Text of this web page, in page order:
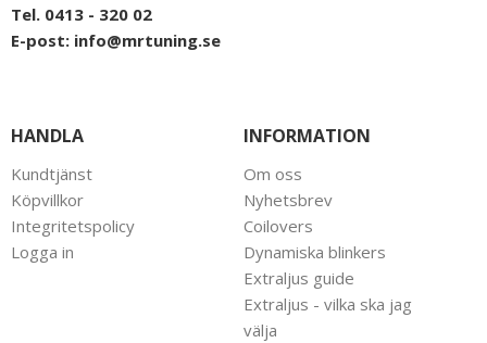
Tel. 0413 - 320 02
E-post: info@mrtuning.se
HANDLA
Kundtjänst
Köpvillkor
Integritetspolicy
Logga in
INFORMATION
Om oss
Nyhetsbrev
Coilovers
Dynamiska blinkers
Extraljus guide
Extraljus - vilka ska jag
välja